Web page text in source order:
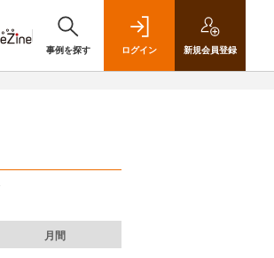
事例を探す ログイン 新規会員登録
月間